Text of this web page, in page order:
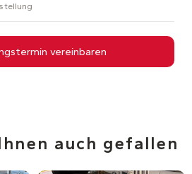
vereinbaren
auch gefallen